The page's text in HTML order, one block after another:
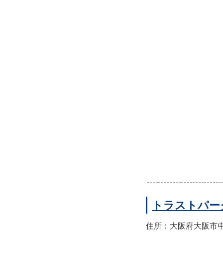
トラストパ
住所：大阪府大阪市